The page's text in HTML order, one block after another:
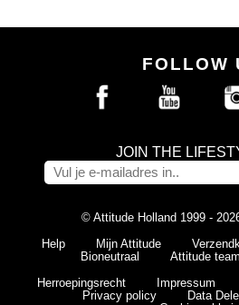
FOLLOW
JOIN THE
© Attitude Holland 1999 -
Help
Mijn Attitude
Bioneutraal
Attitude team
Herroepingsrecht
Impressum
Privacy policy
Data